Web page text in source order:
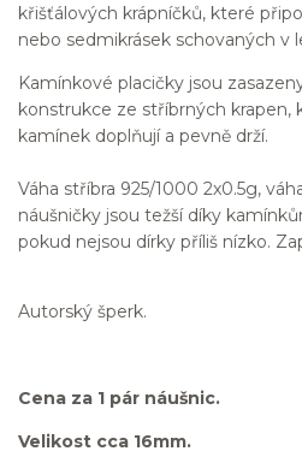
křišťálových krápníčků, které
nebo sedmikrásek schovaných v
Kamínkové placičky jsou
konstrukce ze stříbrných krapen,
kamínek doplňují a pevně drží.
Váha stříbra 925/1000 2x0.5g,
náušničky jsou težší díky
pokud nejsou dírky příliš nízko.
Autorský šperk.
Cena za 1 pár náušnic.
Velikost cca 16mm.